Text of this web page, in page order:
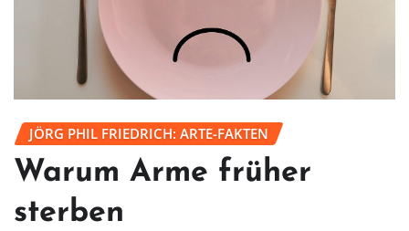
JÖRG PHIL FRIEDRICH: ARTE-FAKTEN
Warum Arme früher
sterben